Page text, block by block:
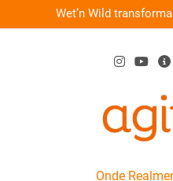
to
em um mês de
diversão e conexão
“Led
Onde